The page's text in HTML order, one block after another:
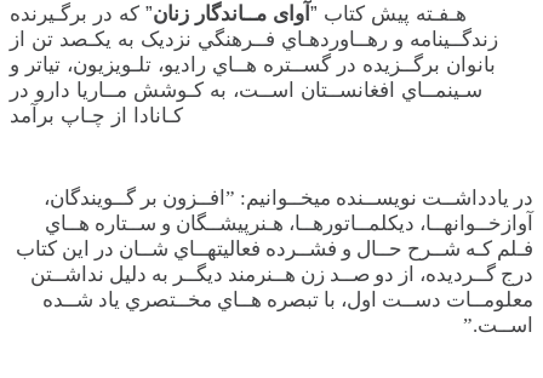
هـفـته پيش کتاب ” آوای مــاندگار زنان” که در برگـيرنده
زندگــينامه و رهــاوردهـاي فــرهنگي نزديک به يکـصد تن از
بانوان برگــزيده در گســتره هــاي راديو، تلـويزيون، تياتر و
سـينمــاي افغانســتان اســت، به کـوشش مــاريا دارو در
کـانادا از چـاپ برآمد
در يادداشــت نويســنده ميخــوانيم: ”افــزون بر گــويندگان،
آوازخــوانهــا، ديکلمــاتورهــا، هـنرپيشــگان و ســتاره هــاي
فـلم کـه شــرح حــال و فشــرده فعاليتهــاي شــان در اين کتاب
درج گــرديده، از دو صــد زن هــنرمند ديگــر به دليل نداشــتن
معلومــات دســت اول، با تبصره هــاي مخــتصري ياد شــده
اســت.”